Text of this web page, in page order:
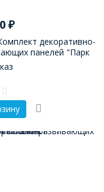
₽
декоративно-
панелей "Парк